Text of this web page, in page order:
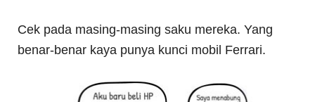
Cek pada masing-masing saku mereka. Yang
benar-benar kaya punya kunci mobil Ferrari.